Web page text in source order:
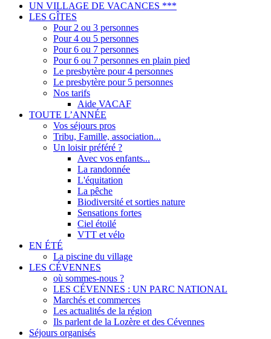
UN VILLAGE DE VACANCES ***
LES GÎTES
Pour 2 ou 3 personnes
Pour 4 ou 5 personnes
Pour 6 ou 7 personnes
Pour 6 ou 7 personnes en plain pied
Le presbytère pour 4 personnes
Le presbytère pour 5 personnes
Nos tarifs
Aide VACAF
TOUTE L’ANNÉE
Vos séjours pros
Tribu, Famille, association...
Un loisir préféré ?
Avec vos enfants...
La randonnée
L'équitation
La pêche
Biodiversité et sorties nature
Sensations fortes
Ciel étoilé
VTT et vélo
EN ÉTÉ
La piscine du village
LES CÉVENNES
où sommes-nous ?
LES CÉVENNES : UN PARC NATIONAL
Marchés et commerces
Les actualités de la région
Ils parlent de la Lozère et des Cévennes
Séjours organisés